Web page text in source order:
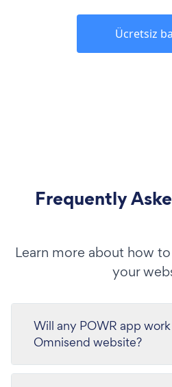
Ücretsiz
Frequently
Learn more about how
your
Will any POWR app
Omnisend website?